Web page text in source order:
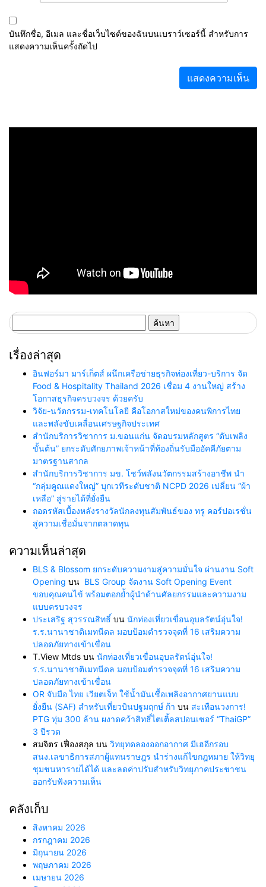
บันทึกชื่อ, อีเมล และชื่อเว็บไซต์ของฉันบนเบราว์เซอร์นี้ สำหรับการ
แสดงความเห็นครั้งถัดไป
สำหรับ:
เรื่องล่าสุด
อินฟอร์มา มาร์เก็ตส์ ผนึกเครือข่ายธุรกิจท่องเที่ยว-บริการ จัด
Food & Hospitality Thailand 2026 เชื่อม 4 งานใหญ่ สร้าง
โอกาสธุรกิจครบวงจร ด้วยครับ
วิจัย-นวัตกรรม-เทคโนโลยี คือโอกาสใหม่ของคนพิการไทย
และพลังขับเคลื่อนเศรษฐกิจประเทศ
สำนักบริการวิชาการ ม.ขอนแก่น จัดอบรมหลักสูตร “ดับเพลิง
ขั้นต้น” ยกระดับศักยภาพเจ้าหน้าที่ท้องถิ่นรับมืออัคคีภัยตาม
มาตรฐานสากล
สำนักบริการวิชาการ มข. โชว์พลังนวัตกรรมสร้างอาชีพ นำ
“กลุ่มคูณแดงใหญ่” บุกเวทีระดับชาติ NCPD 2026 เปลี่ยน “ผ้า
เหลือ” สู่รายได้ที่ยั่งยืน
ถอดรหัสเบื้องหลังรางวัลนักลงทุนสัมพันธ์ของ ทรู คอร์ปอเรชั่น
สู่ความเชื่อมั่นจากตลาดทุน
ความเห็นล่าสุด
BLS & Blossom ยกระดับความงามสู่ความมั่นใจ ผ่านงาน Soft
Opening บน BLS Group จัดงาน Soft Opening Event
ขอบคุณคนไข้ พร้อมตอกย้ำผู้นำด้านศัลยกรรมและความงาม
แบบครบวงจร
ประเสริฐ สุวรรณสิทธิ์ บน นักท่องเที่ยวเขื่อนอุบลรัตน์อุ่นใจ!
ร.ร.นานาชาติเมทนีดล มอบป้อมตำรวจจุดที่ 16 เสริมความ
ปลอดภัยทางเข้าเขื่อน
T.View Mtds บน นักท่องเที่ยวเขื่อนอุบลรัตน์อุ่นใจ!
ร.ร.นานาชาติเมทนีดล มอบป้อมตำรวจจุดที่ 16 เสริมความ
ปลอดภัยทางเข้าเขื่อน
OR จับมือ ไทย เวียตเจ็ท ใช้น้ำมันเชื้อเพลิงอากาศยานแบบ
ยั่งยืน (SAF) สำหรับเที่ยวบินปฐมฤกษ์ ก้า บน สะเทือนวงการ!
PTG ทุ่ม 300 ล้าน ผงาดคว้าสิทธิ์ไตเติ้ลสปอนเซอร์ “ThaiGP”
3 ปีรวด
สมจิตร เฟื่องสกุล บน วิทยุทดลองออกอากาศ มีเฮอีกรอบ
สนง.เลขาธิการสภาผู้แทนราษฎร นำร่างแก้ไขกฎหมาย ให้วิทยุ
ชุมชนหารายได้ได้ และลดค่าปรับสำหรับวิทยุภาคประชาชน
ออกรับฟังความเห็น
คลังเก็บ
สิงหาคม 2026
กรกฎาคม 2026
มิถุนายน 2026
พฤษภาคม 2026
เมษายน 2026